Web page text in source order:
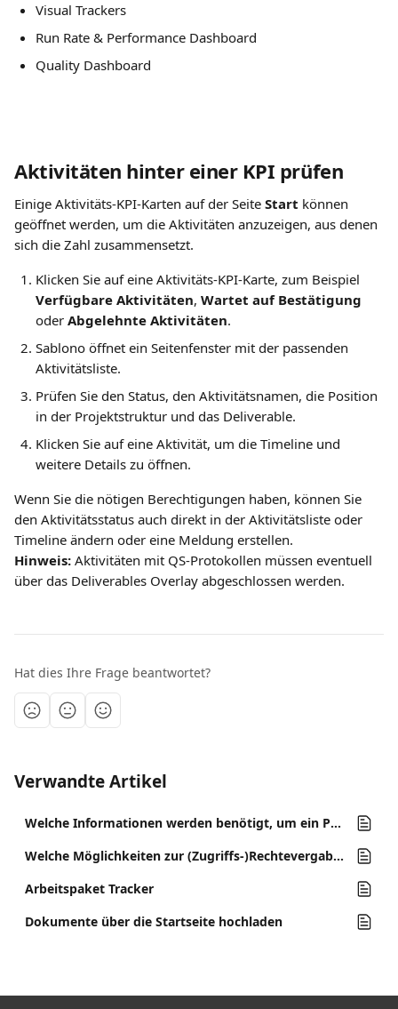
Visual Trackers
Run Rate & Performance Dashboard
Quality Dashboard
Aktivitäten hinter einer KPI prüfen
Einige Aktivitäts-KPI-Karten auf der Seite Start können
geöffnet werden, um die Aktivitäten anzuzeigen, aus denen
sich die Zahl zusammensetzt.
Klicken Sie auf eine Aktivitäts-KPI-Karte, zum Beispiel
Verfügbare Aktivitäten, Wartet auf Bestätigung
oder Abgelehnte Aktivitäten.
Sablono öffnet ein Seitenfenster mit der passenden
Aktivitätsliste.
Prüfen Sie den Status, den Aktivitätsnamen, die Position
in der Projektstruktur und das Deliverable.
Klicken Sie auf eine Aktivität, um die Timeline und
weitere Details zu öffnen.
Wenn Sie die nötigen Berechtigungen haben, können Sie
den Aktivitätsstatus auch direkt in der Aktivitätsliste oder
Timeline ändern oder eine Meldung erstellen.
Hinweis: Aktivitäten mit QS-Protokollen müssen eventuell
über das Deliverables Overlay abgeschlossen werden.
Hat dies Ihre Frage beantwortet?
Verwandte Artikel
Welche Informationen werden benötigt, um ein Projekt einzurichten, und wie lange dauert es normalerweise?
Welche Möglichkeiten zur (Zugriffs-)Rechtevergabe bietet Sablono?
Arbeitspaket Tracker
Dokumente über die Startseite hochladen